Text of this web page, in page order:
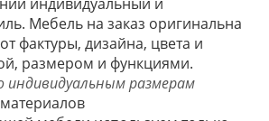
Мебель на заказ оригинальна
фактуры, дизайна, цвета и
размером и функциями.